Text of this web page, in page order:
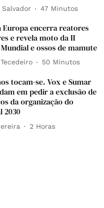
Salvador 47 Minutos
Europa encerra reatores
e revela moto da II
e ossos de mamute
50 Minutos
tocam-se. Vox e Sumar
em pedir a exclusão de
da organização do
2030
2 Horas